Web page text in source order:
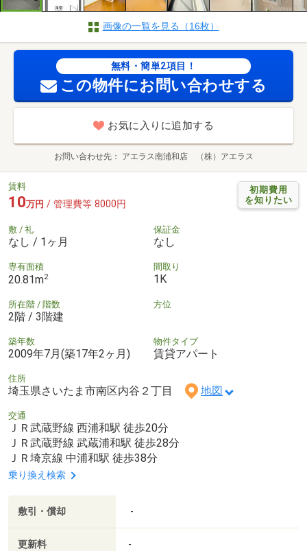
画像の一覧を見る（16枚）
無料・簡単2項目！
この物件にお問い合わせする
お気に入りに追加する
お問い合わせ先 アエラス南浦和店 （株）アエラス
初期費用
を知りたい
賃料
10万円 / 管理費等 8000円
敷 / 礼
なし / 1ヶ月
保証金
なし
専有面積
20.81m2
間取り
1K
所在階 / 階数
2階 / 3階建
方位
築年数
2009年7月(築17年2ヶ月)
物件タイプ
賃貸アパート
住所
埼玉県さいたま市南区内谷２丁目 地図
交通
ＪＲ武蔵野線 西浦和駅 徒歩20分
ＪＲ武蔵野線 武蔵浦和駅 徒歩28分
ＪＲ埼京線 中浦和駅 徒歩38分
乗り換え検索
敷引・償却 -
更新料 -